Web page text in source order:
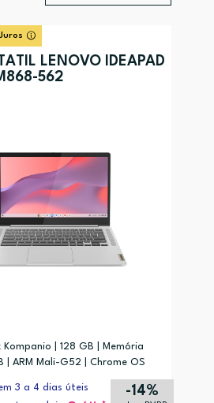
Preço (mais baixo)
LENOVO IDEAPAD
562
Kompanio | 128 GB | Memória
| ARM Mali-G52 | Chrome OS
3 a 4 dias úteis
-14%